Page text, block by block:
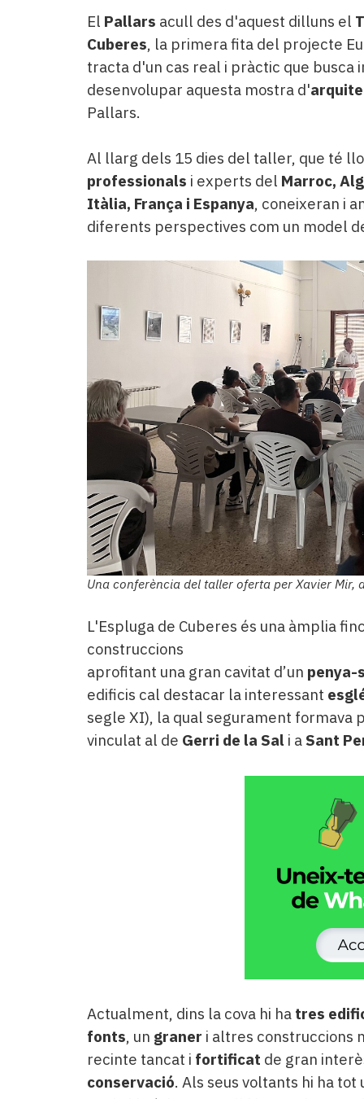
El Pallars acull des d'aquest dilluns el
Cuberes, la primera fita del projecte
tracta d'un cas real i pràctic que busca
desenvolupar aquesta mostra d'
Pallars.
Al llarg dels 15 dies del taller, que té
professionals i experts del Marroc,
Itàlia, França i Espanya, coneixeran i
diferents perspectives com un model
Una conferència del taller oferta per Xavier Mir,
L'Espluga de Cuberes és una àmplia
construccions
aprofitant una gran cavitat d’un penya-
edificis cal destacar la interessant
segle XI), la qual segurament formava
vinculat al de Gerri de la Sal i a Sant
Actualment, dins la cova hi ha tres
fonts, un graner i altres construccions
recinte tancat i fortificat de gran
conservació. Als seus voltants hi ha